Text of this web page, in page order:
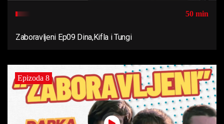
50 min
Zaboravljeni Ep09 Dina,Kifla i Tungi
Epizoda 8